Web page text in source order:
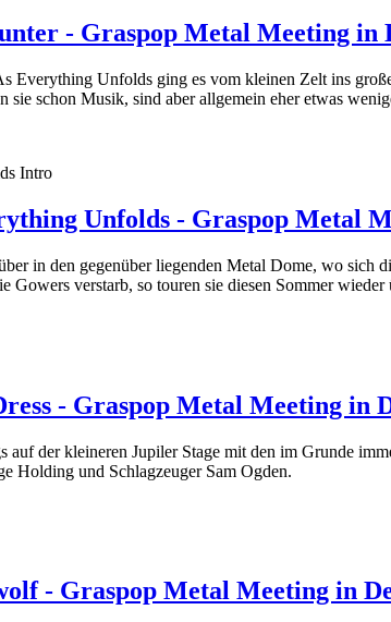
- Graspop Metal Meeting in
Everything Unfolds ging es vom kleinen Zelt ins
sie schon Musik, sind aber allgemein eher etwas
Unfolds - Graspop Metal
in den gegenüber liegenden Metal Dome, wo
Gowers verstarb, so touren sie diesen Sommer
- Graspop Metal Meeting in
auf der kleineren Jupiler Stage mit den im Grunde
Holding und Schlagzeuger Sam Ogden.
- Graspop Metal Meeting in